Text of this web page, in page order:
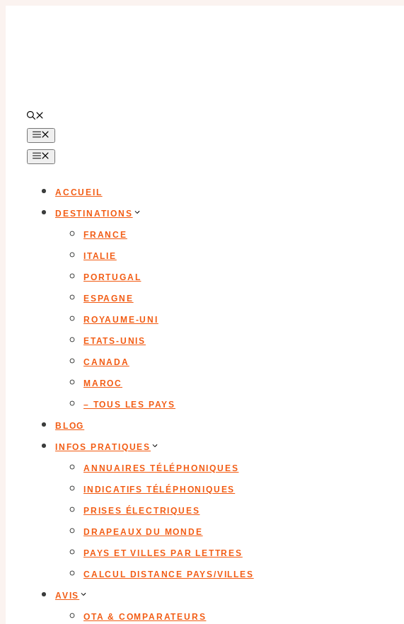
ACCUEIL
DESTINATIONS
FRANCE
ITALIE
PORTUGAL
ESPAGNE
ROYAUME-UNI
ETATS-UNIS
CANADA
MAROC
– TOUS LES PAYS
BLOG
INFOS PRATIQUES
ANNUAIRES TÉLÉPHONIQUES
INDICATIFS TÉLÉPHONIQUES
PRISES ÉLECTRIQUES
DRAPEAUX DU MONDE
PAYS ET VILLES PAR LETTRES
CALCUL DISTANCE PAYS/VILLES
AVIS
OTA & COMPARATEURS